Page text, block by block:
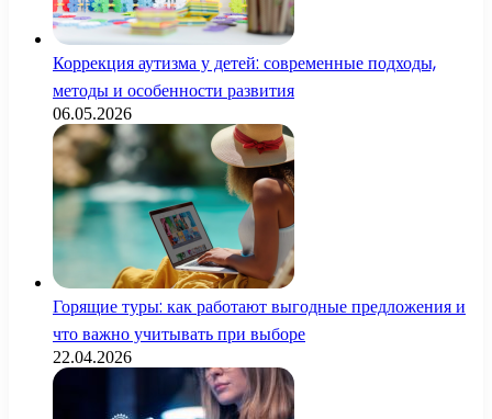
Коррекция аутизма у детей: современные подходы,
методы и особенности развития
06.05.2026
Горящие туры: как работают выгодные предложения и
что важно учитывать при выборе
22.04.2026